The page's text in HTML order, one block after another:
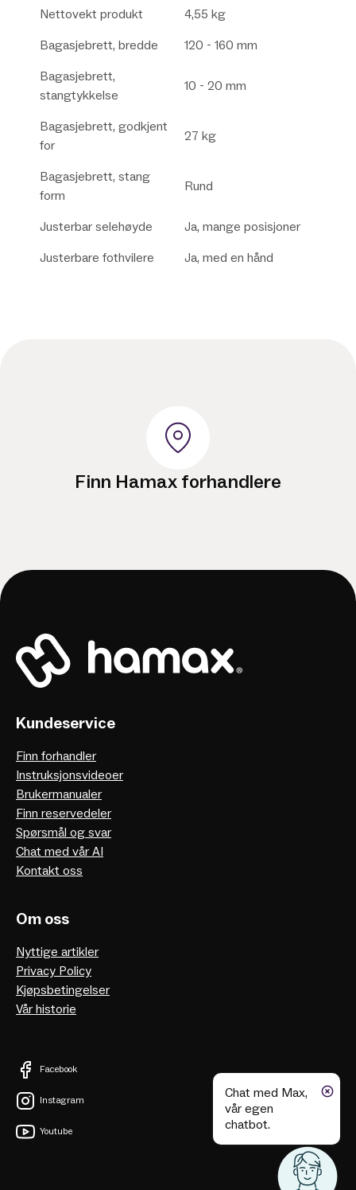
Chat med Max,
vår egen
chatbot.
Nettovekt produkt
4,55 kg
Bagasjebrett, bredde
120 - 160 mm
Bagasjebrett,
stangtykkelse
10 - 20 mm
Bagasjebrett, godkjent
for
27 kg
Bagasjebrett, stang
form
Rund
Justerbar selehøyde
Ja, mange posisjoner
Justerbare fothvilere
Ja, med en hånd
Finn Hamax forhandlere
Facebook
Instagram
Youtube
Kundeservice
Finn forhandler
Instruksjonsvideoer
Brukermanualer
Finn reservedeler
Spørsmål og svar
Chat med vår AI
Kontakt oss
Om oss
Nyttige artikler
Privacy Policy
Kjøpsbetingelser
Vår historie